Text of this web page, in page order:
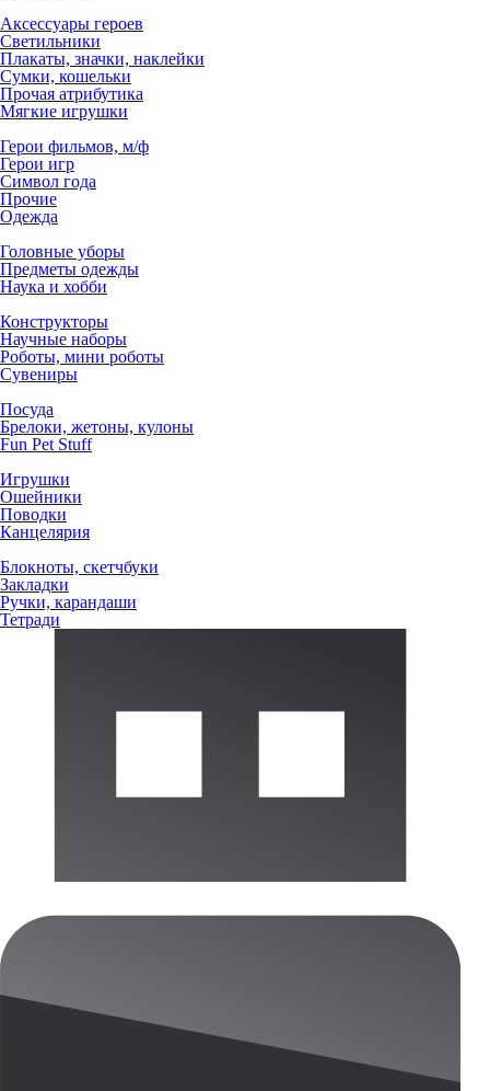
Аксессуары героев
Светильники
Плакаты, значки, наклейки
Сумки, кошельки
Прочая атрибутика
Мягкие игрушки
Герои фильмов, м/ф
Герои игр
Символ года
Прочие
Одежда
Головные уборы
Предметы одежды
Наука и хобби
Конструкторы
Научные наборы
Роботы, мини роботы
Сувениры
Посуда
Брелоки, жетоны, кулоны
Fun Pet Stuff
Игрушки
Ошейники
Поводки
Канцелярия
Блокноты, скетчбуки
Закладки
Ручки, карандаши
Тетради